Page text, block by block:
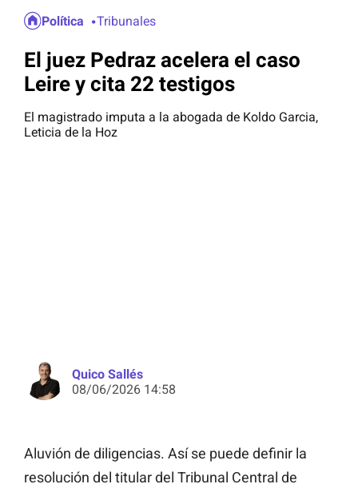
Política Tribunales
El juez Pedraz acelera el caso
Leire y cita 22 testigos
El magistrado imputa a la abogada de Koldo Garcia,
Leticia de la Hoz
Quico Sallés
08/06/2026 14:58
Aluvión de diligencias. Así se puede definir la
resolución del titular del Tribunal Central de